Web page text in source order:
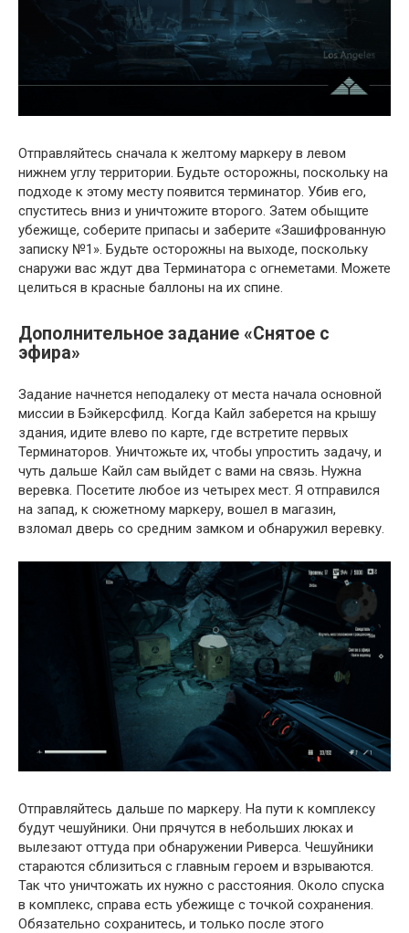
Отправляйтесь сначала к желтому маркеру в левом
нижнем углу территории. Будьте осторожны, поскольку на
подходе к этому месту появится терминатор. Убив его,
спуститесь вниз и уничтожите второго. Затем обыщите
убежище, соберите припасы и заберите «Зашифрованную
записку №1». Будьте осторожны на выходе, поскольку
снаружи вас ждут два Терминатора с огнеметами. Можете
целиться в красные баллоны на их спине.
Дополнительное задание «Снятое с
эфира»
Задание начнется неподалеку от места начала основной
миссии в Бэйкерсфилд. Когда Кайл заберется на крышу
здания, идите влево по карте, где встретите первых
Терминаторов. Уничтожьте их, чтобы упростить задачу, и
чуть дальше Кайл сам выйдет с вами на связь. Нужна
веревка. Посетите любое из четырех мест. Я отправился
на запад, к сюжетному маркеру, вошел в магазин,
взломал дверь со средним замком и обнаружил веревку.
Отправляйтесь дальше по маркеру. На пути к комплексу
будут чешуйники. Они прячутся в небольших люках и
вылезают оттуда при обнаружении Риверса. Чешуйники
стараются сблизиться с главным героем и взрываются.
Так что уничтожать их нужно с расстояния. Около спуска
в комплекс, справа есть убежище с точкой сохранения.
Обязательно сохранитесь, и только после этого